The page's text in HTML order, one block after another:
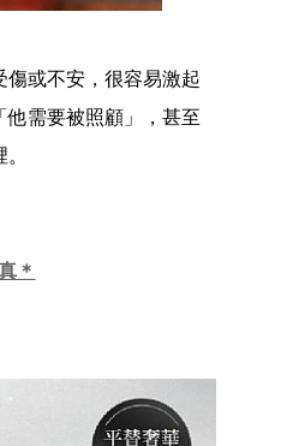
傷或不安，很容易激起
需要被照顧」，甚至
＊